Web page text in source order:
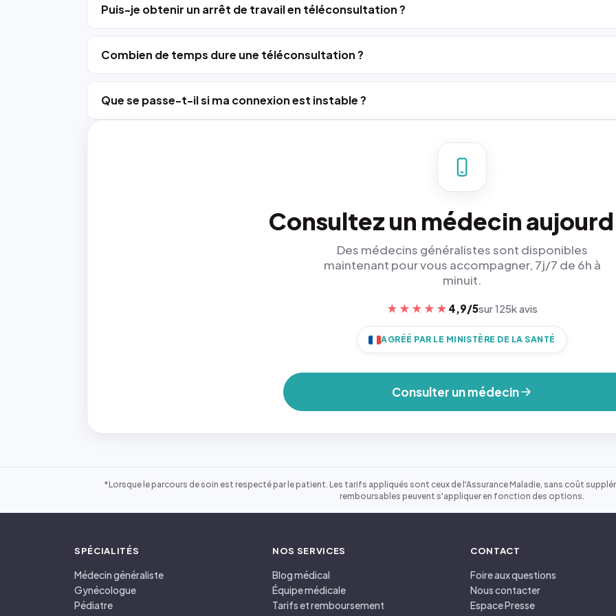
Puis-je obtenir un arrêt de travail en téléconsultation ?
Combien de temps dure une téléconsultation ?
Que se passe-t-il si ma connexion est instable ?
Consultez un médecin
Des médecins généralistes sont disponibles
maintenant pour vous accompagner, 7j/7 de 6h à
minuit.
★★★★★ 4,9/5sur 125k avis
AGRÉÉ PAR LE MINISTÈRE DE LA SANTÉ
Consulter un médecin
*Lorsque le parcours de soin est respecté par le patient. Les tarifs appliqués sont ceux de l'Assurance Maladie, sans coût
remboursables peuvent s'appliquer en fonction des options.
SPÉCIALITÉS
Médecin généraliste
Gynécologue
Pédiatre
NOS SERVICES
Blog médical
Équipe médicale
Tarifs et remboursement
CONTACT
Foire aux questions
Nous contacter
Espace Presse